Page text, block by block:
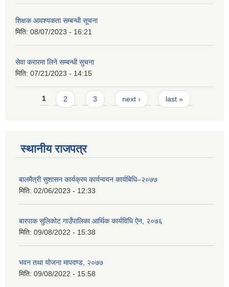
शिक्षक आवश्यकता सम्बन्धी सूचना
मिति: 08/07/2023 - 16:21
सेवा करारमा लिने सम्बन्धी सुचना
मिति: 07/21/2023 - 14:15
Pages
1 2 3 next › last »
स्थानीय राजपत्र
बालमैत्री सुशासन कार्यक्रम कार्यन्वयन कार्यबिधि–२०७७
मिति: 02/06/2023 - 12:33
बारपाक सुलिकोट गाउँपालिका आर्थिक कार्यविधि ऐन, २०७६
मिति: 09/08/2022 - 15:38
भवन तथा योजना मापदण्ड, २०७७
मिति: 09/08/2022 - 15:58